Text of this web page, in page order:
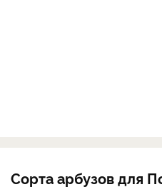
Сорта арбузов для